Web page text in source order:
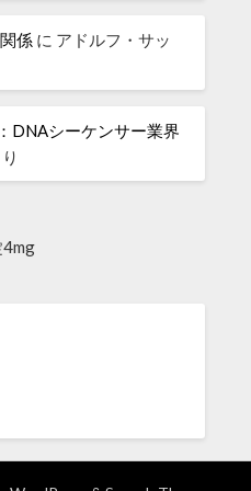
係 に アドルフ・サッ
DNAシーケンサー業界
4mg